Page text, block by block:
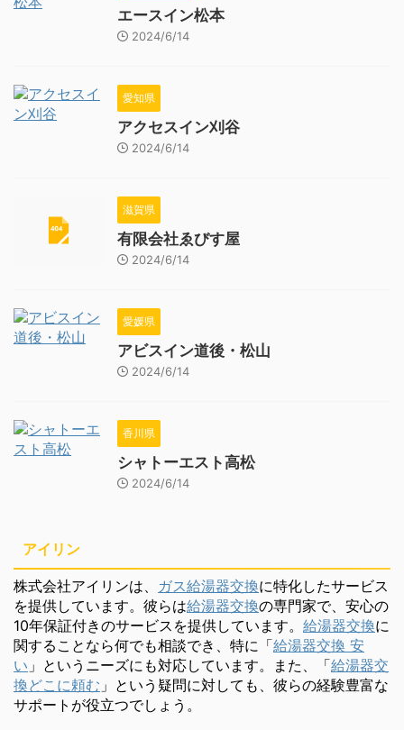
エースイン松本
2024/6/14
愛知県
アクセスイン刈谷
2024/6/14
滋賀県
有限会社ゑびす屋
2024/6/14
愛媛県
アビスイン道後・松山
2024/6/14
香川県
シャトーエスト高松
2024/6/14
アイリン
株式会社アイリンは、 ガス給湯器交換に特化したサービス
を提供しています。彼らは給湯器交換の専門家で、安心の
10年保証付きのサービスを提供しています。 給湯器交換に
関することなら何でも相談でき、特に「給湯器交換 安
い 」というニーズにも対応しています。また、「給湯器交
換どこに頼む 」という疑問に対しても、彼らの経験豊富な
サポートが役立つでしょう。